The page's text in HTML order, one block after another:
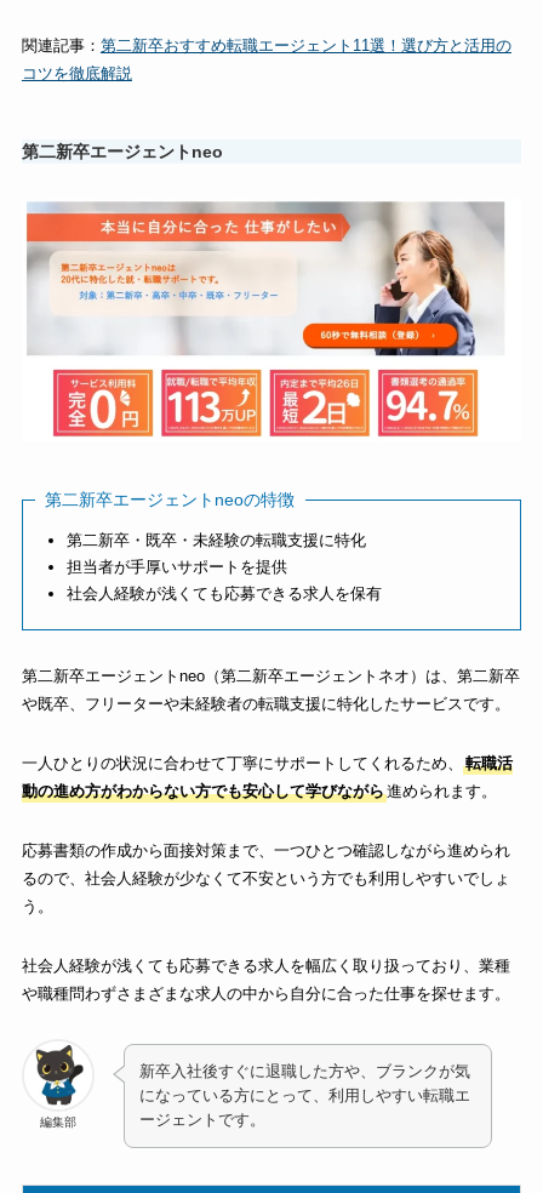
関連記事： 第二新卒おすすめ転職エージェント11選！選び方と活用の
コツを徹底解説
第二新卒エージェントneo
第二新卒エージェントneoの特徴
第二新卒・既卒・未経験の転職支援に特化
担当者が手厚いサポートを提供
社会人経験が浅くても応募できる求人を保有
第二新卒エージェントneo（第二新卒エージェントネオ）は、第二新卒
や既卒、フリーターや未経験者の転職支援に特化したサービスです。
一人ひとりの状況に合わせて丁寧にサポートしてくれるため、
転職活
動の進め方がわからない方でも安心して学びながら進められます。
応募書類の作成から面接対策まで、一つひとつ確認しながら進められ
るので、社会人経験が少なくて不安という方でも利用しやすいでしょ
う。
社会人経験が浅くても応募できる求人を幅広く取り扱っており、業種
や職種問わずさまざまな求人の中から自分に合った仕事を探せます。
編集部
新卒入社後すぐに退職した方や、ブランクが気
になっている方にとって、利用しやすい転職エ
ージェントです。